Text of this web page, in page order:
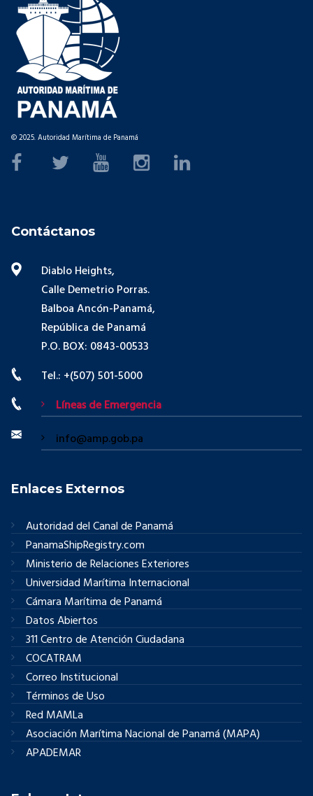
© 2025. Autoridad Marítima de Panamá
Contáctanos
Diablo Heights,
Calle Demetrio Porras.
Balboa Ancón-Panamá,
República de Panamá
P.O. BOX: 0843-00533
Tel.: +(507) 501-5000
Líneas de Emergencia
info@amp.gob.pa
Enlaces Externos
Autoridad del Canal de Panamá
PanamaShipRegistry.com
Ministerio de Relaciones Exteriores
Universidad Marítima Internacional
Cámara Marítima de Panamá
Datos Abiertos
311 Centro de Atención Ciudadana
COCATRAM
Correo Institucional
Términos de Uso
Red MAMLa
Asociación Marítima Nacional de Panamá (MAPA)
APADEMAR